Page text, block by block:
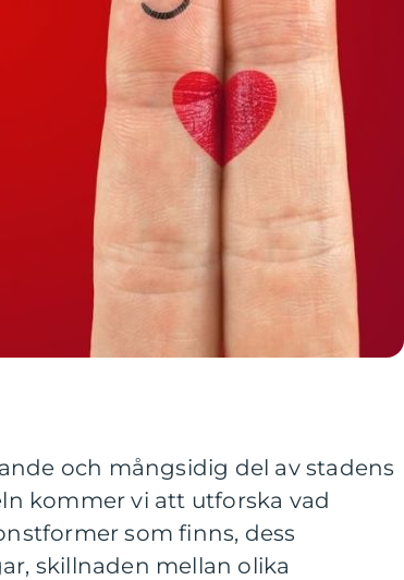
och mångsidig del av stadens
kommer vi att utforska vad
som finns, dess
skillnaden mellan olika